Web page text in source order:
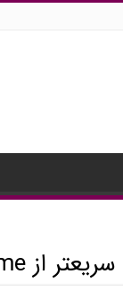
سریعتر از chrome